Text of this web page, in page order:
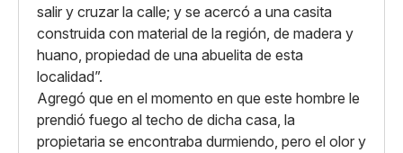
salir y cruzar la calle; y se acercó a una casita
construida con material de la región, de madera y
huano, propiedad de una abuelita de esta
localidad”.
Agregó que en el momento en que este hombre le
prendió fuego al techo de dicha casa, la
propietaria se encontraba durmiendo, pero el olor y